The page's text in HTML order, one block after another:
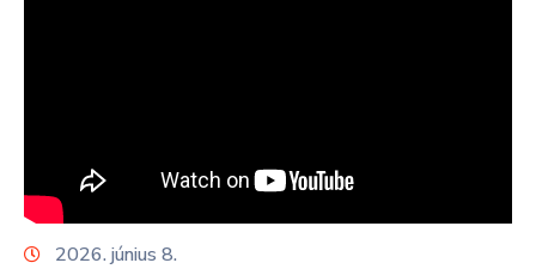
Fejlesztések
Média
2026. június 8.